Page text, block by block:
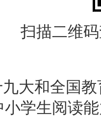
扫描二维
大和全国
学生阅读